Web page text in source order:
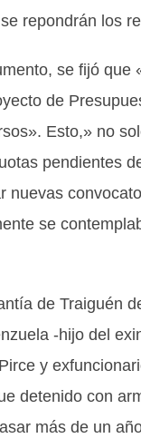
repondrán los
se fijó que
de
Esto,» no
pendientes
nuevas
se
de Traiguén
-hijo del
y
detenido con
más de un